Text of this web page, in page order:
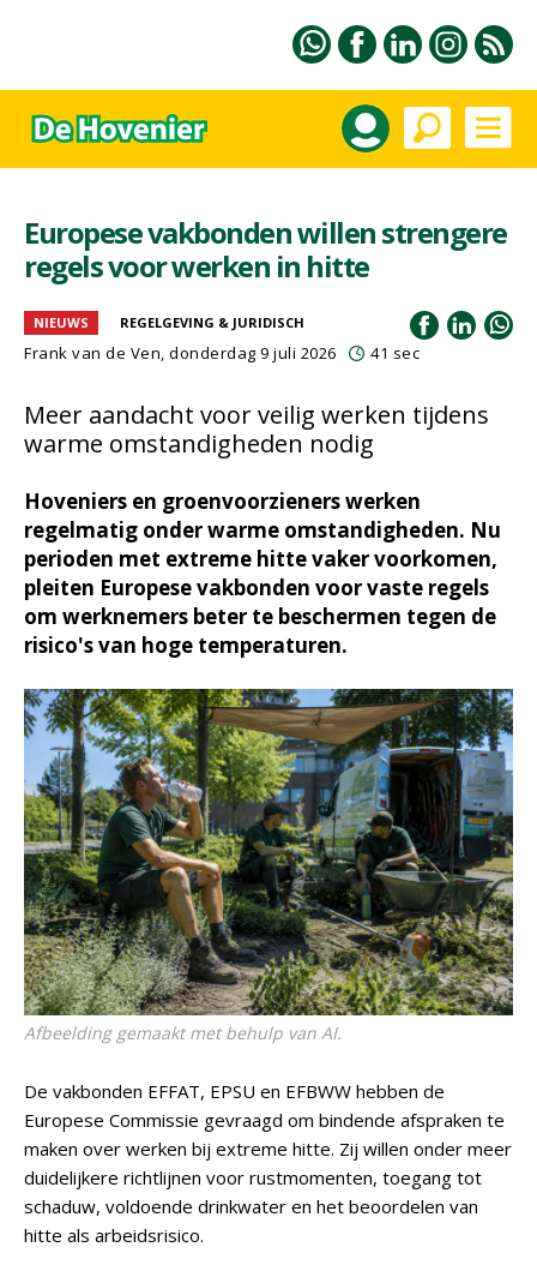
Europese vakbonden willen strengere
regels voor werken in hitte
NIEUWS REGELGEVING & JURIDISCH
Frank van de Ven, donderdag 9 juli 2026 41 sec
Meer aandacht voor veilig werken tijdens
warme omstandigheden nodig
Hoveniers en groenvoorzieners werken
regelmatig onder warme omstandigheden. Nu
perioden met extreme hitte vaker voorkomen,
pleiten Europese vakbonden voor vaste regels
om werknemers beter te beschermen tegen de
risico's van hoge temperaturen.
Afbeelding gemaakt met behulp van AI.
De vakbonden EFFAT, EPSU en EFBWW hebben de
Europese Commissie gevraagd om bindende afspraken te
maken over werken bij extreme hitte. Zij willen onder meer
duidelijkere richtlijnen voor rustmomenten, toegang tot
schaduw, voldoende drinkwater en het beoordelen van
hitte als arbeidsrisico.